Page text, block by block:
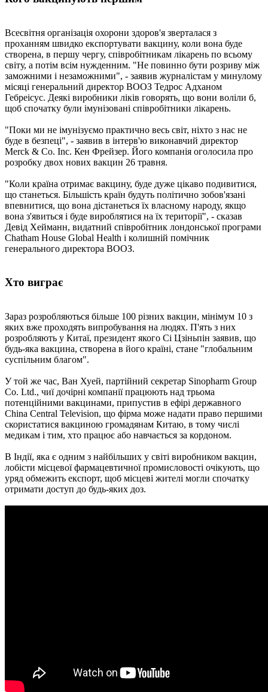
Всесвітня організація охорони здоров'я зверталася з
проханням швидко експортувати вакцину, коли вона буде
створена, в першу чергу, співробітникам лікарень по всьому
світу, а потім всім нужденним. "Не повинно бути розриву між
заможними і незаможними", - заявив журналістам у минулому
місяці генеральний директор ВООЗ Тедрос Адханом
Гебреісус. Деякі виробники ліків говорять, що вони воліли б,
щоб спочатку були імунізовані співробітники лікарень.
"Поки ми не імунізуємо практично весь світ, ніхто з нас не
буде в безпеці", - заявив в інтерв'ю виконавчий директор
Merck & Co. Inc. Кен Фрейзер. Його компанія оголосила про
розробку двох нових вакцин 26 травня.
"Коли країна отримає вакцину, буде дуже цікаво подивитися,
що станеться. Більшість країн будуть політично зобов'язані
впевнитися, що вона дістанеться їх власному народу, якщо
вона з'явиться і буде вироблятися на їх території", - сказав
Девід Хейманн, видатний співробітник лондонської програми
Chatham House Global Health і колишній помічник
генерального директора ВООЗ.
Хто виграє
Зараз розробляються більше 100 різних вакцин, мінімум 10 з
яких вже проходять випробування на людях. П'ять з них
розробляють у Китаї, президент якого Сі Цзіньпін заявив, що
будь-яка вакцина, створена в його країні, стане "глобальним
суспільним благом".
У той же час, Ван Хуей, партійний секретар Sinopharm Group
Co. Ltd., чиї дочірні компанії працюють над трьома
потенційними вакцинами, припустив в ефірі державного
China Central Television, що фірма може надати право першими
скористатися вакциною громадянам Китаю, в тому числі
медикам і тим, хто працює або навчається за кордоном.
В Індії, яка є одним з найбільших у світі виробником вакцин,
лобісти місцевої фармацевтичної промисловості очікують, що
уряд обмежить експорт, щоб місцеві жителі могли спочатку
отримати доступ до будь-яких доз.